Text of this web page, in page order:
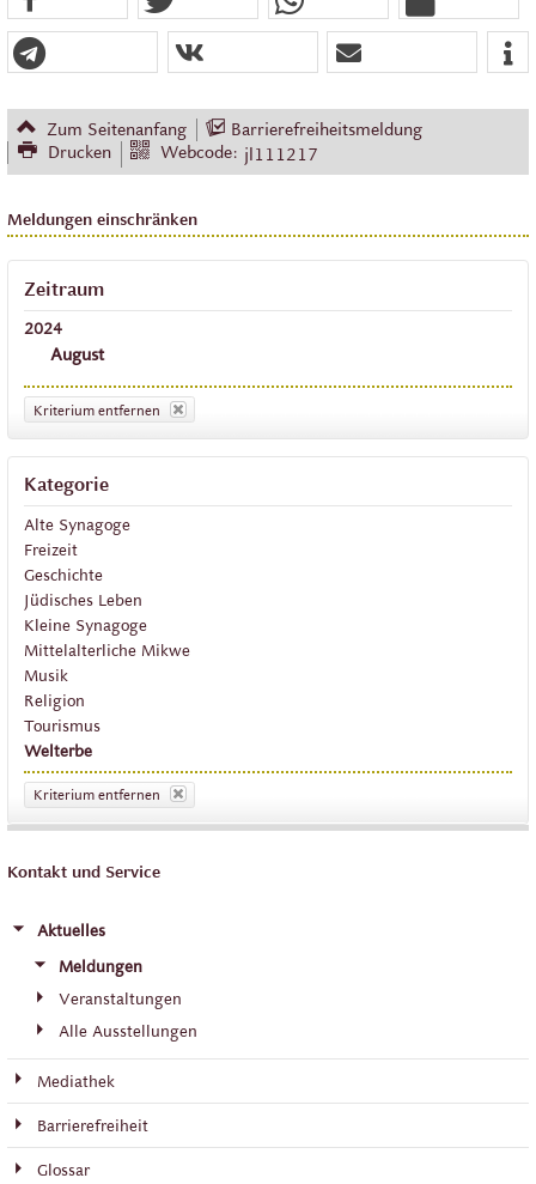
Zum Seitenanfang
Barrierefreiheitsmeldung
Drucken
Webcode: jl111217
Meldungen einschränken
Zeitraum
2024
August
Kriterium entfernen
Kategorie
Alte Synagoge
Freizeit
Geschichte
Jüdisches Leben
Kleine Synagoge
Mittelalterliche Mikwe
Musik
Religion
Tourismus
Welterbe
Kriterium entfernen
Kontakt und Service
Aktuelles
Meldungen
Veranstaltungen
Alle Ausstellungen
Mediathek
Barrierefreiheit
Glossar